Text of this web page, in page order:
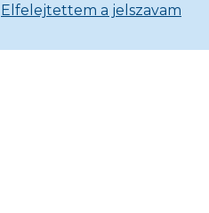
Elfelejtettem a jelszavam